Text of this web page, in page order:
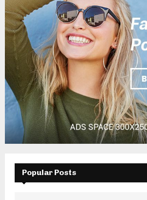
Popular Posts